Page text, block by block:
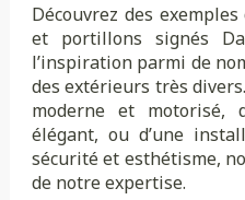
Découvrez des
et portillons signés
l’inspiration parmi de
des extérieurs très
moderne et motorisé,
élégant, ou d’une
sécurité et esthétisme,
de notre expertise.